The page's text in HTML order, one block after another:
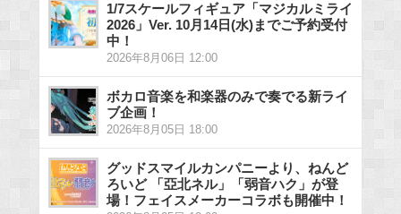
1/7スケールフィギュア「マジカルミライ
2026」Ver. 10月14日(水)までご予約受付
中！
2026年8月06日 12:00
ボカロ音楽を和楽器のみで奏でる新ライ
ブ企画！
2026年8月05日 18:00
グッドスマイルカンパニーより、ねんど
ろいど 「亞北ネル」「弱音ハク」が登
場！フェイスメーカーコラボも開催中！